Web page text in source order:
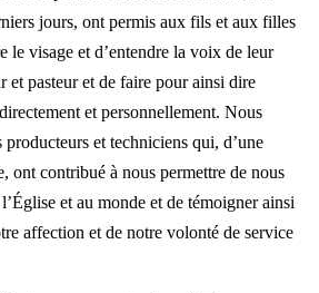
jours, ont permis aux fils et aux filles
le visage et d’entendre la voix de leur
et pasteur et de faire pour ainsi dire
et personnellement. Nous
producteurs et techniciens qui, d’une
ont contribué à nous permettre de nous
et au monde et de témoigner ainsi
affection et de notre volonté de service